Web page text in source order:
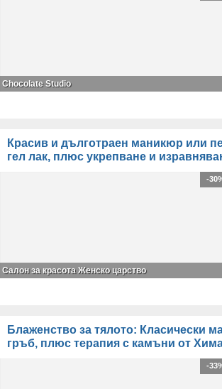
Chocolate Studio
Красив и дълготраен маникюр или
гел лак, плюс укрепване и
-
Салон за красота Женско царство
Блаженство за тялото: Класически
гръб, плюс терапия с камъни от
-